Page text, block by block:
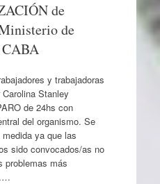
de
de
y trabajadoras
Stanley
de 24hs con
del organismo. Se
ya que las
sido convocados/as no
problemas más